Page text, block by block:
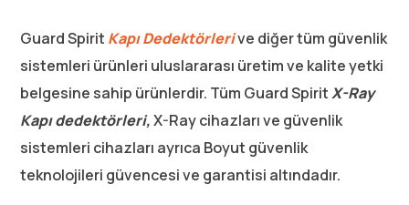
Guard Spirit Kapı Dedektörlerive diğer tüm güvenlik
sistemleri ürünleri uluslararası üretim ve kalite yetki
belgesine sahip ürünlerdir. Tüm Guard SpiritX-Ray
Kapı dedektörleri,X-Ray cihazları ve güvenlik
sistemleri cihazları ayrıca Boyut güvenlik
teknolojileri güvencesi ve garantisi altındadır.